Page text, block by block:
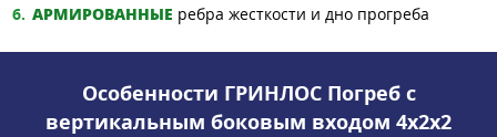
АРМИРОВАННЫЕ ребра жесткости и дно прогреба
Особенности ГРИНЛОС Погреб с
вертикальным боковым входом 4x2x2